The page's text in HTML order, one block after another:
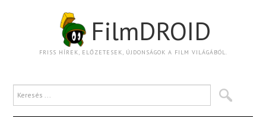
FilmDROID
FRISS HÍREK, ELŐZETESEK, ÚJDONSÁGOK A FILM VILÁGÁBÓL.